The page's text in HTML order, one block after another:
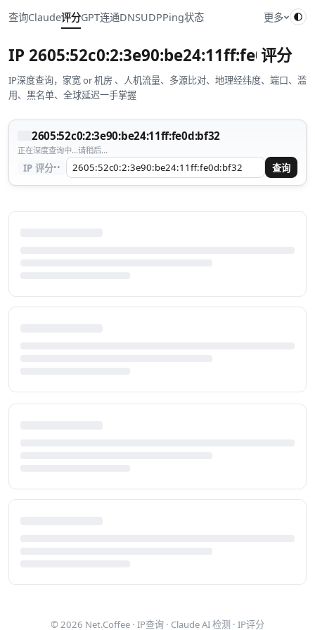
查询Claude评分GPT连通DNSUDPPing状态 更多
IP 2605:52c0:2:3e90:be24:11ff:fe0d:bf32
评分
IP深度查询，家宽 or 机房 、人机流量、多源比对、地理经纬度、端口、滥
用、黑名单、全球延迟一手掌握
2605:52c0:2:3e90:be24:11ff:fe0d:bf32
正在深度查询中...请稍后...
IP 评分·· 查询
© 2026 Net.Coffee · IP查询 · Claude AI 检测 · IP评分